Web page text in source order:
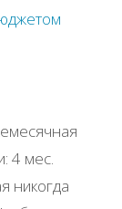
4 мес.
никогда